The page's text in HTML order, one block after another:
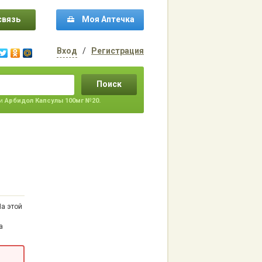
Моя Аптечка
Вход / Регистрация
Поиск
Арбидол Капсулы 100мг №20.
этой